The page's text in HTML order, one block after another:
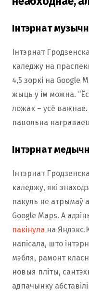
Інтэрнат
Інтэрнат
каледжу на
4,5 зоркі на Google
жыць у ім можна.
ложак – усё
павольна
Інтэрнат
Інтэрнат
каледжу, які
пакуль не атрымаў
Google Maps. А
пакінула на
напісала, што
мэбля, рамонт
новыя пліты,
адпачынку